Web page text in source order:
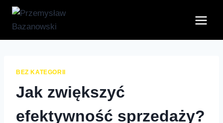
Przejdź
BEZ KATEGORII
Jak zwiększyć
efektywność sprzedaży?